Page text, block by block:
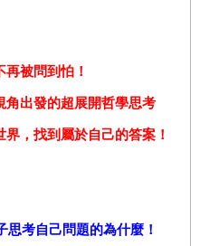
被問到怕！
角出發的超展開哲學思考
，找到屬於自己的答案！
考自己問題的為什麼！